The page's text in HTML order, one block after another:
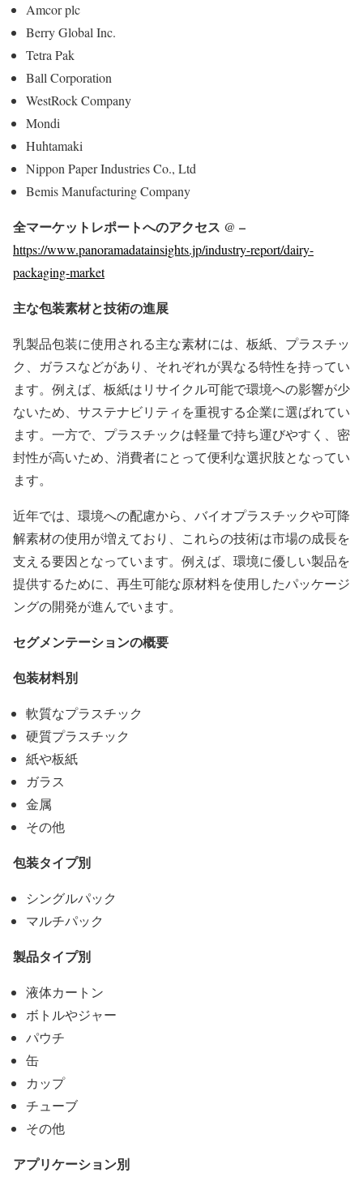
Amcor plc
Berry Global Inc.
Tetra Pak
Ball Corporation
WestRock Company
Mondi
Huhtamaki
Nippon Paper Industries Co., Ltd
Bemis Manufacturing Company
全マーケットレポートへのアクセス @ –
https://www.panoramadatainsights.jp/industry-report/dairy-
packaging-market
主な包装素材と技術の進展
乳製品包装に使用される主な素材には、板紙、プラスチッ
ク、ガラスなどがあり、それぞれが異なる特性を持ってい
ます。例えば、板紙はリサイクル可能で環境への影響が少
ないため、サステナビリティを重視する企業に選ばれてい
ます。一方で、プラスチックは軽量で持ち運びやすく、密
封性が高いため、消費者にとって便利な選択肢となってい
ます。
近年では、環境への配慮から、バイオプラスチックや可降
解素材の使用が増えており、これらの技術は市場の成長を
支える要因となっています。例えば、環境に優しい製品を
提供するために、再生可能な原材料を使用したパッケージ
ングの開発が進んでいます。
セグメンテーションの概要
包装材料別
軟質なプラスチック
硬質プラスチック
紙や板紙
ガラス
金属
その他
包装タイプ別
シングルパック
マルチパック
製品タイプ別
液体カートン
ボトルやジャー
パウチ
缶
カップ
チューブ
その他
アプリケーション別